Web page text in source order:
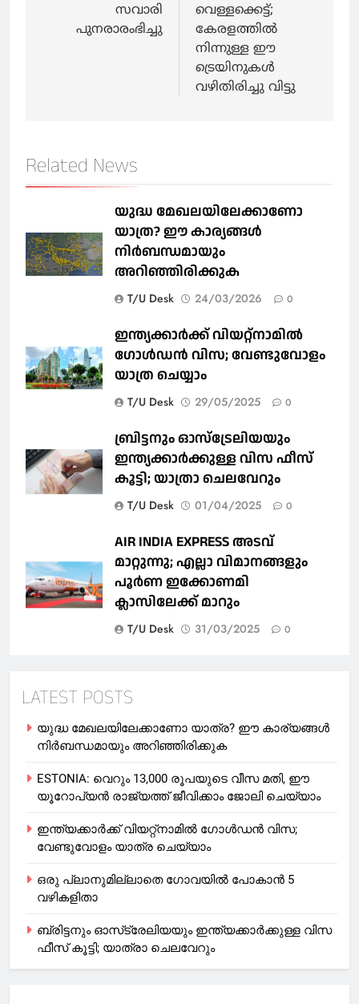
സവാരി
പുനരാരംഭിച്ചു
വെള്ളക്കെട്ട്;
കേരളത്തിൽ
നിന്നുള്ള ഈ
ട്രെയിനുകള്‍
വഴിതിരിച്ചു വിട്ടു
Related News
യുദ്ധ മേഖലയിലേക്കാണോ
യാത്ര? ഈ കാര്യങ്ങള്‍
നിര്‍ബന്ധമായും
അറിഞ്ഞിരിക്കുക
T/U Desk 24/03/2026 0
ഇന്ത്യക്കാർക്ക് വിയറ്റ്‌നാമില്‍
ഗോള്‍ഡന്‍ വിസ; വേണ്ടുവോളം
യാത്ര ചെയ്യാം
T/U Desk 29/05/2025 0
ബ്രിട്ടനും ഓസ്‌ട്രേലിയയും
ഇന്ത്യക്കാര്‍ക്കുള്ള വിസ ഫീസ്
കൂട്ടി; യാത്രാ ചെലവേറും
T/U Desk 01/04/2025 0
AIR INDIA EXPRESS അടവ്
മാറ്റുന്നു; എല്ലാ വിമാനങ്ങളും
പൂര്‍ണ ഇക്കോണമി
ക്ലാസിലേക്ക് മാറും
T/U Desk 31/03/2025 0
LATEST POSTS
യുദ്ധ മേഖലയിലേക്കാണോ യാത്ര? ഈ കാര്യങ്ങള്‍
നിര്‍ബന്ധമായും അറിഞ്ഞിരിക്കുക
ESTONIA: വെറും 13,000 രൂപയുടെ വീസ മതി, ഈ
യൂറോപ്യന്‍ രാജ്യത്ത് ജീവിക്കാം ജോലി ചെയ്യാം
ഇന്ത്യക്കാർക്ക് വിയറ്റ്‌നാമില്‍ ഗോള്‍ഡന്‍ വിസ;
വേണ്ടുവോളം യാത്ര ചെയ്യാം
ഒരു പ്ലാനുമില്ലാതെ ഗോവയില്‍ പോകാൻ 5
വഴികളിതാ
ബ്രിട്ടനും ഓസ്‌ട്രേലിയയും ഇന്ത്യക്കാര്‍ക്കുള്ള വിസ
ഫീസ് കൂട്ടി; യാത്രാ ചെലവേറും